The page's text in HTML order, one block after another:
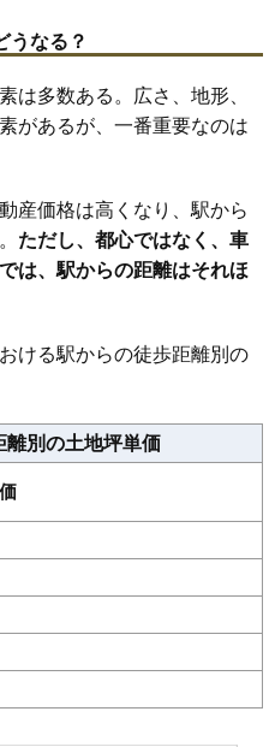
円 384万円 -8.9%
円 260万円 -15.0%
円 432万円 -5.5%
円 223万円 -13.4%
円 116万円 -14.9%
円 216万円 -23.5%
円
円 140万円
円
円
円
円
うなる？
多数ある。広さ、地形、
があるが、一番重要なのは
産価格は高くなり、駅から
ただし、都心ではなく、車
は、駅からの距離はそれほ
ける駅からの徒歩距離別の
別の土地坪単価